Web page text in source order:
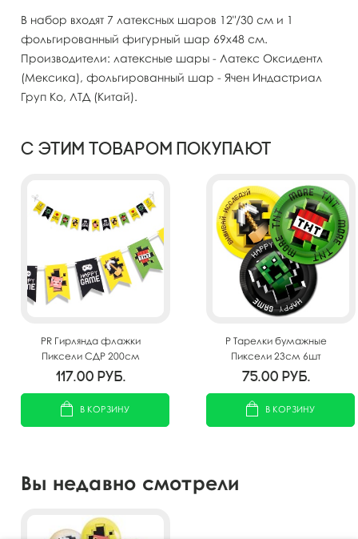
В набор входят 7 латексных шаров 12"/30 см и 1
фольгированный фигурный шар 69х48 см.
Производители: латексные шары - Латекс Оксидентл
(Мексика), фольгированный шар - Ячен Индастриал
Груп Ко, ЛТД (Китай).
С этим товаром покупают
PR Гирлянда флажки
Пиксели СДР 200см
117.00 руб.
В КОРЗИНУ
P Тарелки бумажные
Пиксели 23см 6шт
75.00 руб.
В КОРЗИНУ
Вы недавно смотрели